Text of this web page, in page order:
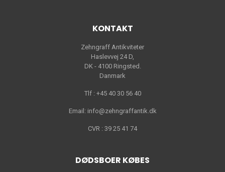
KONTAKT
Zehngraff Antikviteter
Haslevvej 24 D,
DK - 4100 Ringsted.
Danmark
Tlf : +45 40 30 56 40
Email: info@zehngraffantik.dk
CVR : 39 25 41 74
DØDSBOER KØBES